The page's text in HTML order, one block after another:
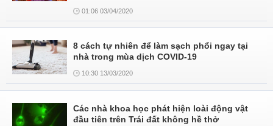
01:06 03/04/2020
8 cách tự nhiên để làm sạch phổi ngay tại
nhà trong mùa dịch COVID-19
10:30 13/03/2020
Các nhà khoa học phát hiện loài động vật
đầu tiên trên Trái đất không hề thở